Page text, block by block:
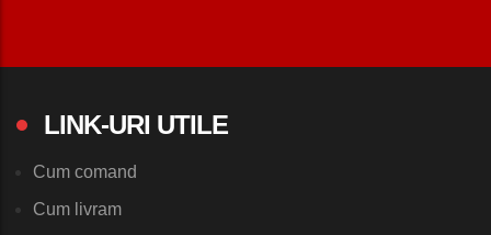
LINK-URI UTILE
Cum comand
Cum livram